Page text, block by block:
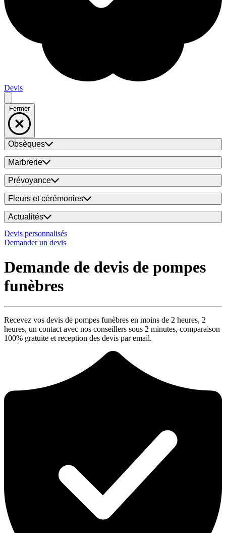
Devis
Fermer
Obsèques
Marbrerie
Prévoyance
Fleurs et cérémonies
Actualités
Devis personnalisés
Demander un devis
Demande de devis de pompes
funèbres
Recevez vos devis de pompes funèbres en moins de 2 heures, 2
heures, un contact avec nos conseillers sous 2 minutes, comparaison
100% gratuite et reception des devis par email.